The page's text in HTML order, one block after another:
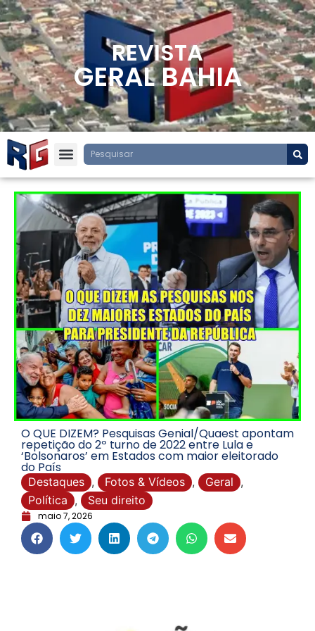
REVISTA
GERAL BAHIA
O QUE DIZEM? Pesquisas Genial/Quaest apontam
repetição do 2º turno de 2022 entre Lula e
‘Bolsonaros’ em Estados com maior eleitorado
do País
Destaques , Fotos & Vídeos , Geral ,
Política , Seu direito
maio 7, 2026